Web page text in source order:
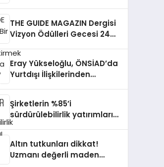
THE GUIDE MAGAZIN Dergisi
Vizyon Ödülleri Gecesi 24
Eray Yükseloğlu, ÖNSİAD’da
Yurtdışı İlişkilerinden
Şirketlerin %85’i
sürdürülebilirlik yatırımlarını
artırdı
Altın tutkunları dikkat!
Uzmanı değerli maden